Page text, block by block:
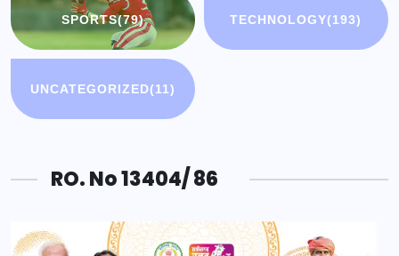
SPORTS(79) TECHNOLOGY(193)
UNCATEGORIZED(11)
RO. No 13404/ 86